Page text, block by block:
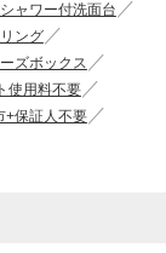
ャワー付洗面台
ング
ズボックス
使用料不要
+保証人不要